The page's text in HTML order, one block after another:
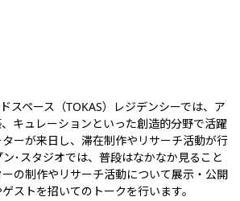
スペース（TOKAS）レジデンシーでは、ア
キュレーションといった創造的分野で活躍
ーが来日し、滞在制作やリサーチ活動が行
･スタジオでは、普段はなかなか見ること
の制作やリサーチ活動について展示・公開
ストを招いてのトークを行います。